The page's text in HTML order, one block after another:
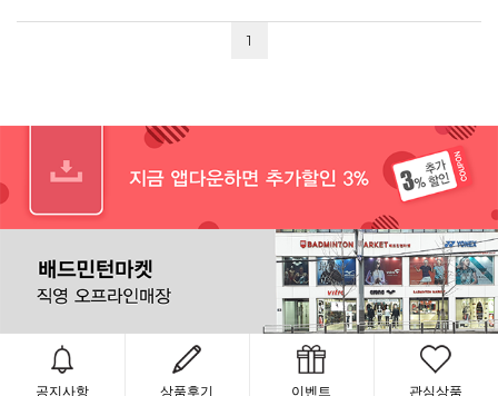
1
공지사항 상품후기 이벤트 관심상품